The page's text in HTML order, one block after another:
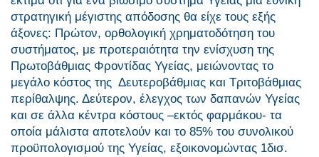
στρατηγική μέγιστης απόδοσης θα είχε τους εξής
άξονες: Πρώτον, ορθολογική χρηματοδότηση του
συστήματος, με προτεραιότητα την ενίσχυση της
Πρωτοβάθμιας Φροντίδας Υγείας, μειώνοντας το
μεγάλο κόστος της Δευτεροβάθμιας και Τριτοβάθμιας
περίθαλψης. Δεύτερον, έλεγχος των δαπανών Υγείας
και σε άλλα κέντρα κόστους –εκτός φαρμάκου- τα
οποία μάλιστα αποτελούν και το 85% του συνολικού
προϋπολογισμού της Υγείας, εξοικονομώντας 1δισ.